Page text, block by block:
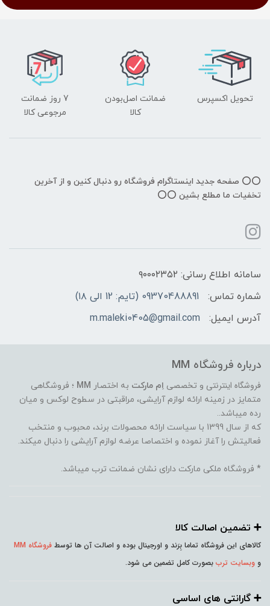
تحویل اکسپرس
ضمانت اصل‌بودن
کالا
7 روز ضمانت
مرجوعی کالا
⭕️⭕️ صفحه جدید اینستاگرام فروشگاه رو دنبال کنین و از آخرین
تخفیات ما مطلع بشین ⭕️⭕️
سامانه اطلاع رسانی: ۹۰۰۰۲۳۵۲
شماره تماس:
09370488891 (تایم: 12 الی ۱۸)
آدرس ایمیل:
m.maleki0405@gmail.com
درباره فروشگاه MM
فروشگاه اینترنتی و تخصصی اِم مارکت به اختصار MM ؛ فروشگاهی
متمایز در زمینه ارائه لوازم آرایشی، مراقبتی در سطوح لوکس و میان
رده میباشد..
که از سال 1399 با سیاست ارائه محصولات برند، محبوب و منتخب
فعالیتش را آغاز نموده و اختصاصا عرضه لوازم آرایشی را دنبال میکند.
* فروشگاه ملکی مارکت دارای نشان ضمانت ترب میباشد.
➕️ تضمین اصالت کالا
کالاهای این فروشگاه تماما بِرَند و اورجینال بوده و اصالت آن ها توسط فروشگاه MM
و وبسایت ترب بصورت کامل تضمین می شود.
➕️ گارانتی های اساسی